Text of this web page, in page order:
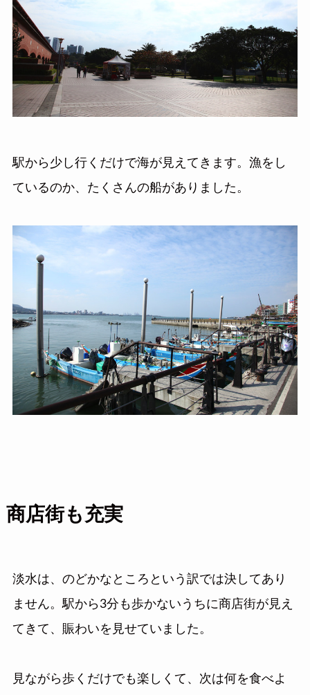
駅から少し行くだけで海が見えてきます。漁をし
ているのか、たくさんの船がありました。
商店街も充実
淡水は、のどかなところという訳では決してあり
ません。駅から3分も歩かないうちに商店街が見え
てきて、賑わいを見せていました。
見ながら歩くだけでも楽しくて、次は何を食べよ